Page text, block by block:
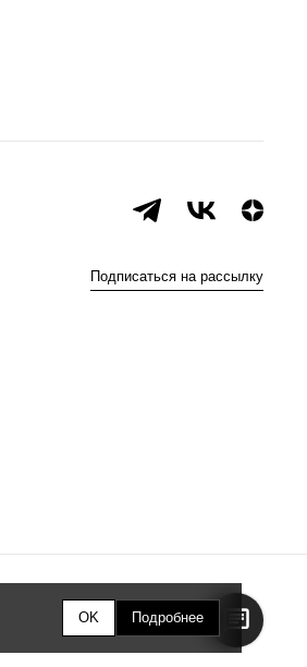
Подписаться на рассылку
OK Подробнее